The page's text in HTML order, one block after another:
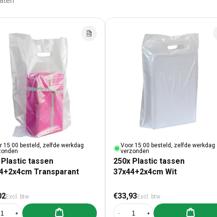
15:00 besteld, zelfde werkdag
Plastic tassen
Transparant
prijs
Excl. btw
Aan winkelwagen toevoegen
Voor 15:00 besteld, zelfde werkdag
verzonden
250x Plastic tassen
37x44+2x4cm Wit
Normale prijs
€33,93Excl. btw
Aan